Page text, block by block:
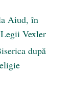
Aiud, în
Vexler
după